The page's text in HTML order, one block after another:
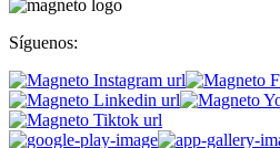
Síguenos: